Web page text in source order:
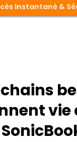
Instantané &
vie